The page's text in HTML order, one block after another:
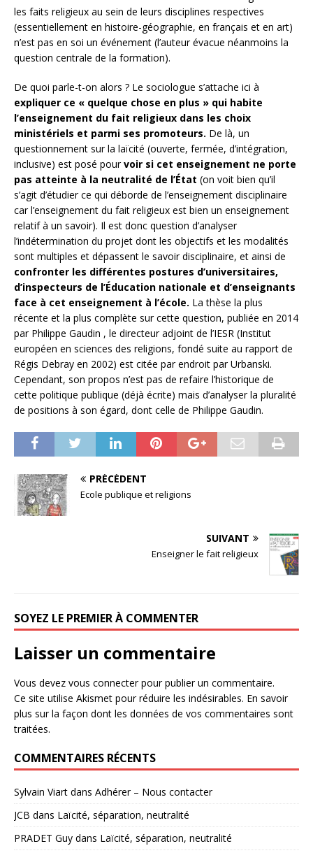
les faits religieux au sein de leurs disciplines respectives
(essentiellement en histoire-géographie, en français et en art)
n’est pas en soi un événement (l’auteur évacue néanmoins la
question centrale de la formation).
De quoi parle-t-on alors ? Le sociologue s’attache ici à
expliquer ce « quelque chose en plus » qui habite
l’enseignement du fait religieux dans les choix
ministériels et parmi ses promoteurs. De là, un
questionnement sur la laïcité (ouverte, fermée, d’intégration,
inclusive) est posé pourvoir si cet enseignement ne porte
pas atteinte à la neutralité de l’État (on voit bien qu’il
s’agit d’étudier ce qui déborde de l’enseignement disciplinaire
car l’enseignement du fait religieux est bien un enseignement
relatif à un savoir). Il est donc question d’analyser
l’indétermination du projet dont les objectifs et les modalités
sont multiples et dépassent le savoir disciplinaire, et ainsi de
confronter les différentes postures d’universitaires,
d’inspecteurs de l’Éducation nationale et d’enseignants
face à cet enseignement à l’école. La thèse la plus
récente et la plus complète sur cette question, publiée en 2014
par Philippe Gaudin , le directeur adjoint de l’IESR (Institut
européen en sciences des religions, fondé suite au rapport de
Régis Debray en 2002) est citée par endroit par Urbanski.
Cependant, son propos n’est pas de refaire l’historique de
cette politique publique (déjà écrite) mais d’analyser la pluralité
de positions à son égard, dont celle de Philippe Gaudin.
PRÉCÉDENT
Ecole publique et religions
SUIVANT
Enseigner le fait religieux
SOYEZ LE PREMIER À COMMENTER
Laisser un commentaire
Vous devez vous connecterpour publier un commentaire.
Ce site utilise Akismet pour réduire les indésirables. En savoir
plus sur la façon dont les données de vos commentaires sont
traitées.
COMMENTAIRES RÉCENTS
Sylvain Viart dans Adhérer – Nous contacter
JCB dans Laïcité, séparation, neutralité
PRADET Guy dans Laïcité, séparation, neutralité